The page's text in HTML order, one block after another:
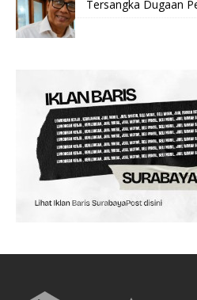
Tersangka Dugaan